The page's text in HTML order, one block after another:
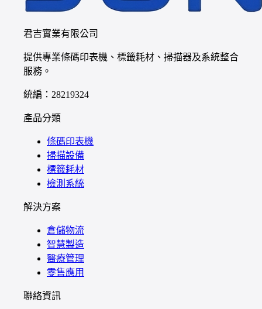
君吉實業有限公司
提供專業條碼印表機、標籤耗材、掃描器及系統整合
服務。
統編：28219324
產品分類
條碼印表機
掃描設備
標籤耗材
檢測系統
解決方案
倉儲物流
智慧製造
醫療管理
零售應用
聯絡資訊